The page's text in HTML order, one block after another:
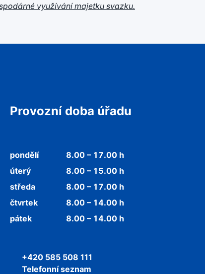
využívání majetku svazku.
Provozní doba úřadu
pondělí
8.00 – 17.00 h
úterý
8.00 – 15.00 h
středa
8.00 – 17.00 h
čtvrtek
8.00 – 14.00 h
pátek
8.00 – 14.00 h
+420 585 508 111
Telefonní seznam